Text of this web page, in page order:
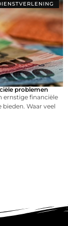
problemen
ernstige financiële
Waar veel